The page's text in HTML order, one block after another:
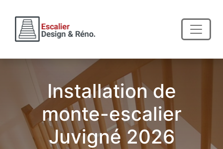
Installation de
monte-escalier
Juvigné 2026